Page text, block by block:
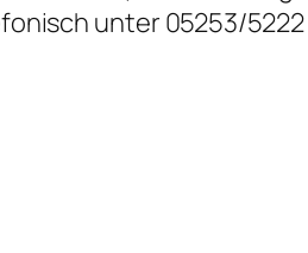
unter 05253/